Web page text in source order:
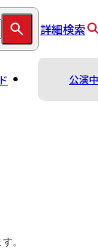
詳細検索
公演
。